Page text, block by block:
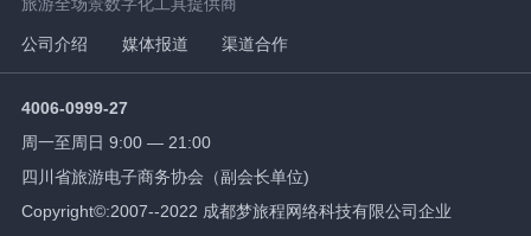
旅游全场景数字化工具提供商
公司介绍 媒体报道 渠道合作
4006-0999-27
周一至周日 9:00 — 21:00
四川省旅游电子商务协会（副会长单位)
Copyright©:2007--2022 成都梦旅程网络科技有限公司企业